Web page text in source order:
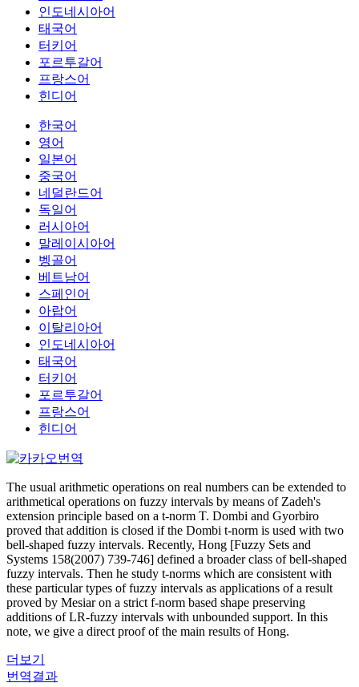
인도네시아어
태국어
터키어
포르투갈어
프랑스어
힌디어
한국어
영어
일본어
중국어
네덜란드어
독일어
러시아어
말레이시아어
벵골어
베트남어
스페인어
아랍어
이탈리아어
인도네시아어
태국어
터키어
포르투갈어
프랑스어
힌디어
The usual arithmetic operations on real numbers can be extended to
arithmetical operations on fuzzy intervals by means of Zadeh's
extension principle based on a t-norm T. Dombi and Gyorbiro
proved that addition is closed if the Dombi t-norm is used with two
bell-shaped fuzzy intervals. Recently, Hong [Fuzzy Sets and
Systems 158(2007) 739-746] defined a broader class of bell-shaped
fuzzy intervals. Then he study t-norms which are consistent with
these particular types of fuzzy intervals as applications of a result
proved by Mesiar on a strict f-norm based shape preserving
additions of LR-fuzzy intervals with unbounded support. In this
note, we give a direct proof of the main results of Hong.
더보기
번역결과